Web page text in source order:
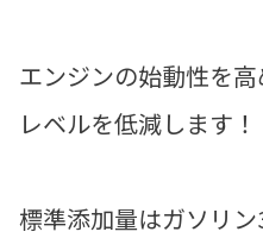
エンジンの始動性を
レベルを低減します！
標準添加量はガソリ